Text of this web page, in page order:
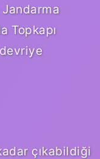
Jandarma
Topkapı
çıkabildiği